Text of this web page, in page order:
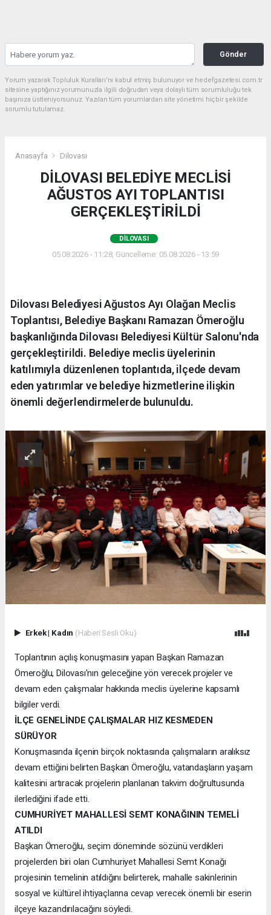
Gönder
Yorum yazarak Topluluk Kuralları’nı kabul etmiş bulunuyor ve hedefgazetesi.com.tr
sitesine yaptığınız yorumunuzla ilgili doğrudan veya dolaylı tüm sorumluluğu tek
başınıza üstleniyorsunuz. Yazılan tüm yorumlardan site yönetimi hiçbir şekilde
sorumlu tutulamaz.
Anasayfa Dilovası
DİLOVASI BELEDİYE MECLİSİ
AĞUSTOS AYI TOPLANTISI
GERÇEKLEŞTİRİLDİ
DILOVASI
05.08.2026 - 11:28, Güncelleme: 05.08.2026 - 13:59
Dilovası Belediyesi Ağustos Ayı Olağan Meclis
Toplantısı, Belediye Başkanı Ramazan Ömeroğlu
başkanlığında Dilovası Belediyesi Kültür Salonu'nda
gerçekleştirildi. Belediye meclis üyelerinin
katılımıyla düzenlenen toplantıda, ilçede devam
eden yatırımlar ve belediye hizmetlerine ilişkin
önemli değerlendirmelerde bulunuldu.
Erkek| Kadın (Haberi Sesli Oku)
Toplantının açılış konuşmasını yapan Başkan Ramazan
Ömeroğlu, Dilovası'nın geleceğine yön verecek projeler ve
devam eden çalışmalar hakkında meclis üyelerine kapsamlı
bilgiler verdi.
İLÇE GENELİNDE ÇALIŞMALAR HIZ KESMEDEN
SÜRÜYOR
Konuşmasında ilçenin birçok noktasında çalışmaların aralıksız
devam ettiğini belirten Başkan Ömeroğlu, vatandaşların yaşam
kalitesini artıracak projelerin planlanan takvim doğrultusunda
ilerlediğini ifade etti.
CUMHURİYET MAHALLESİ SEMT KONAĞININ TEMELİ
ATILDI
Başkan Ömeroğlu, seçim döneminde sözünü verdikleri
projelerden biri olan Cumhuriyet Mahallesi Semt Konağı
projesinin temelinin atıldığını belirterek, mahalle sakinlerinin
sosyal ve kültürel ihtiyaçlarına cevap verecek önemli bir eserin
ilçeye kazandırılacağını söyledi.